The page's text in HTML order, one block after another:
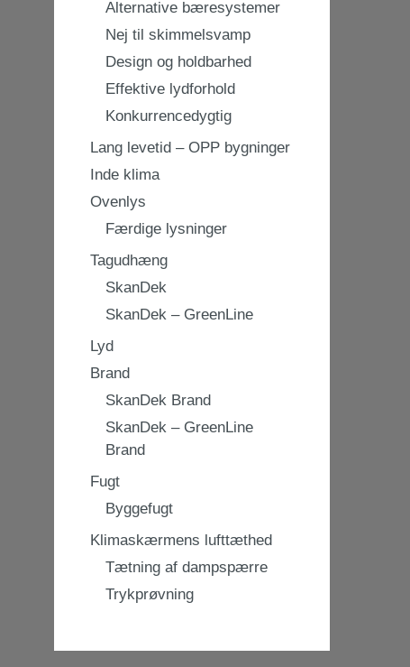
Alternative bæresystemer
Nej til skimmelsvamp
Design og holdbarhed
Effektive lydforhold
Konkurrencedygtig
Lang levetid – OPP bygninger
Inde klima
Ovenlys
Færdige lysninger
Tagudhæng
SkanDek
SkanDek – GreenLine
Lyd
Brand
SkanDek Brand
SkanDek – GreenLine
Brand
Fugt
Byggefugt
Klimaskærmens lufttæthed
Tætning af dampspærre
Trykprøvning